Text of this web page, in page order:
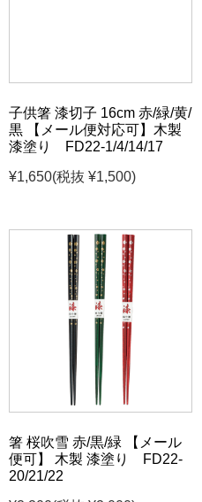
子供箸 漆切子 16cm 赤/緑/黄/
黒 【メール便対応可】木製
漆塗り FD22-1/4/14/17
¥1,650(税抜 ¥1,500)
箸 桜吹雪 赤/黒/緑 【メール
便可】 木製 漆塗り FD22-
20/21/22